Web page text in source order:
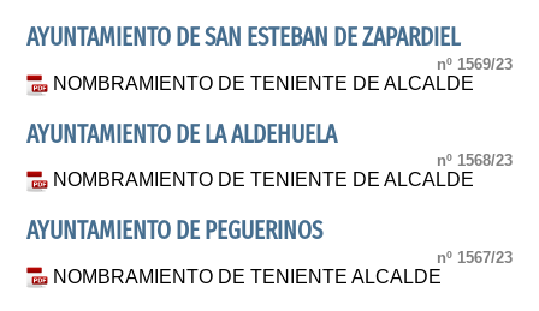
AYUNTAMIENTO DE SAN ESTEBAN DE ZAPARDIEL
nº 1569/23
NOMBRAMIENTO DE TENIENTE DE ALCALDE
AYUNTAMIENTO DE LA ALDEHUELA
nº 1568/23
NOMBRAMIENTO DE TENIENTE DE ALCALDE
AYUNTAMIENTO DE PEGUERINOS
nº 1567/23
NOMBRAMIENTO DE TENIENTE ALCALDE